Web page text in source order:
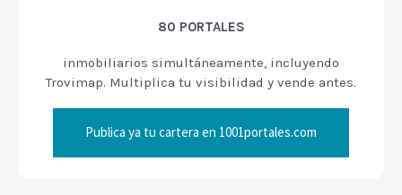
80 PORTALES
inmobiliarios simultáneamente, incluyendo
Trovimap. Multiplica tu visibilidad y vende antes.
Publica ya tu cartera en 1001portales.com